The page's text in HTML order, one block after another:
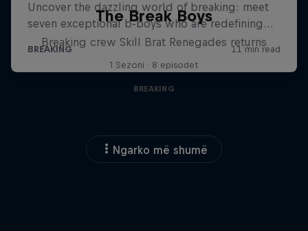
The Break Boys
Breaking crew Skill Brat Renegades returns
1 Sezoni · 8 episodet
BREAKING
Ngarko më shumë